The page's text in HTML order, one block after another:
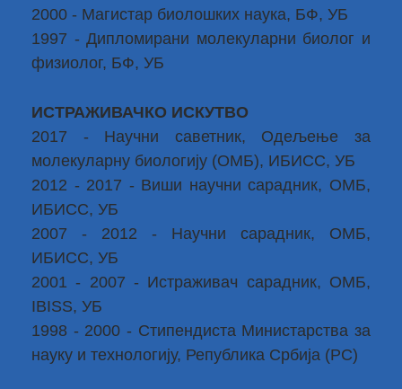
2000 - Магистар биолошких наука, БФ, УБ
1997 - Дипломирани молекуларни биолог и
физиолог, БФ, УБ
ИСТРАЖИВАЧКО ИСКУТВО
2017 - Научни саветник, Одељење за
молекуларну биологију (ОМБ), ИБИСС, УБ
2012 - 2017 - Виши научни сарадник, ОМБ,
ИБИСС, УБ
2007 - 2012 - Научни сарадник, ОМБ,
ИБИСС, УБ
2001 - 2007 - Истраживач сарадник, ОМБ,
IBISS, УБ
1998 - 2000 - Стипендиста Министарства за
науку и технологију, Република Србија (РС)